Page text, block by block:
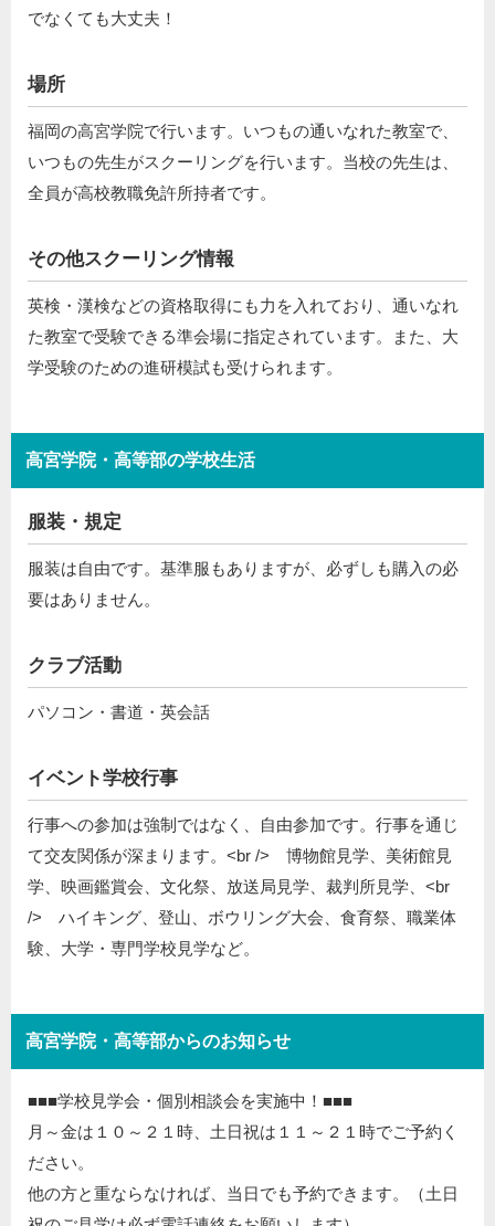
でなくても大丈夫！
場所
福岡の高宮学院で行います。いつもの通いなれた教室で、
いつもの先生がスクーリングを行います。当校の先生は、
全員が高校教職免許所持者です。
その他スクーリング情報
英検・漢検などの資格取得にも力を入れており、通いなれ
た教室で受験できる準会場に指定されています。また、大
学受験のための進研模試も受けられます。
高宮学院・高等部の学校生活
服装・規定
服装は自由です。基準服もありますが、必ずしも購入の必
要はありません。
クラブ活動
パソコン・書道・英会話
イベント学校行事
行事への参加は強制ではなく、自由参加です。行事を通じ
て交友関係が深まります。<br /> 博物館見学、美術館見
学、映画鑑賞会、文化祭、放送局見学、裁判所見学、<br
/> ハイキング、登山、ボウリング大会、食育祭、職業体
験、大学・専門学校見学など。
高宮学院・高等部からのお知らせ
■■■学校見学会・個別相談会を実施中！■■■
月～金は１０～２１時、土日祝は１１～２１時でご予約く
ださい。
他の方と重ならなければ、当日でも予約できます。（土日